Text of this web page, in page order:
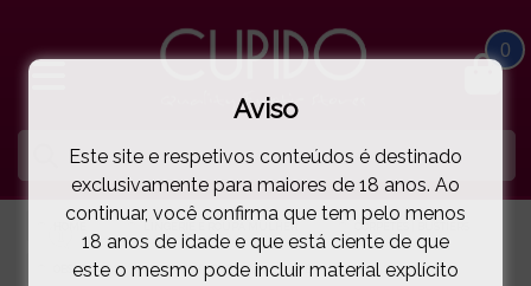
0
LINGERIE E ROUPA MULHER CORPETES | BUSTIERS
OBSESSIVE BUSTIER ROSEBERRY( 5-6980.E )
Aviso
Este site e respetivos conteúdos é destinado
exclusivamente para maiores de 18 anos. Ao
continuar, você confirma que tem pelo menos
18 anos de idade e que está ciente de que
este o mesmo pode incluir material explícito